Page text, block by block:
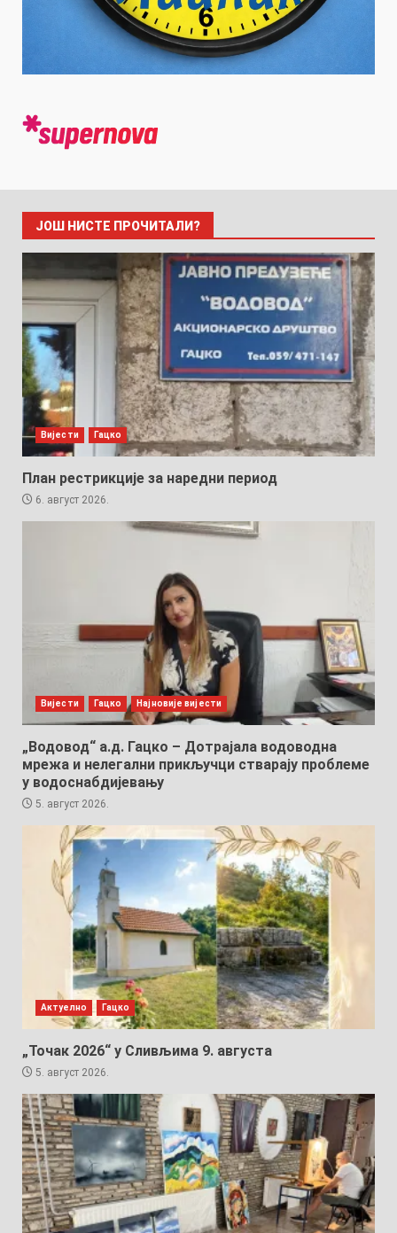
ЈОШ НИСТЕ ПРОЧИТАЛИ?
Вијести Гацко
План рестрикције за наредни период
6. август 2026.
Вијести Гацко Најновије вијести
„Водовод“ а.д. Гацко – Дотрајала водоводна
мрежа и нелегални прикључци стварају проблеме
у водоснабдијевању
5. август 2026.
Актуелно Гацко
„Точак 2026“ у Сливљима 9. августа
5. август 2026.